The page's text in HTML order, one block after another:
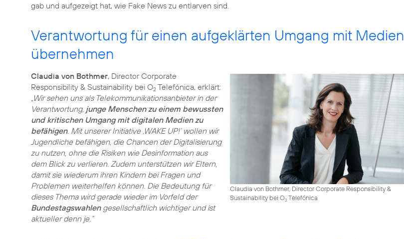
gab und aufgezeigt hat, wie Fake News zu entlarven sind.
Verantwortung für einen aufgeklärten Umgang mit Medien
übernehmen
Claudia von Bothmer, Director Corporate Responsibility &
Sustainability bei O2Telefónica
Claudia von Bothmer, Director Corporate
Responsibility & Sustainability bei O2 Telefónica, erklärt:
„Wir sehen uns als Telekommunikationsanbieter in der
Verantwortung, junge Menschen zu einem bewussten
und kritischen Umgang mit digitalen Medien zu
befähigen. Mit unserer Initiative ‚WAKE UP!‘ wollen wir
Jugendliche befähigen, die Chancen der Digitalisierung
zu nutzen, ohne die Risiken wie Desinformation aus
dem Blick zu verlieren. Zudem unterstützen wir Eltern,
damit sie wiederum ihren Kindern bei Fragen und
Problemen weiterhelfen können. Die Bedeutung für
dieses Thema wird gerade wieder im Vorfeld der
Bundestagswahlengesellschaftlich wichtiger und ist
aktueller denn je.“